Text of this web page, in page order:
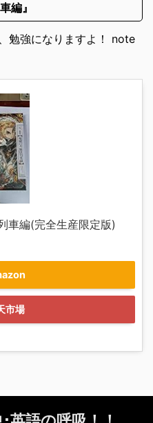
編』
勉強になりますよ！ note
車編(完全生産限定版)
市場